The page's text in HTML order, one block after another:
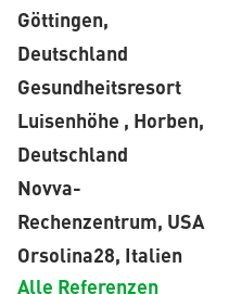
Göttingen,
Deutschland
Gesundheitsresort
Luisenhöhe , Horben,
Deutschland
Novva-
Rechenzentrum, USA
Orsolina28, Italien
Alle Referenzen